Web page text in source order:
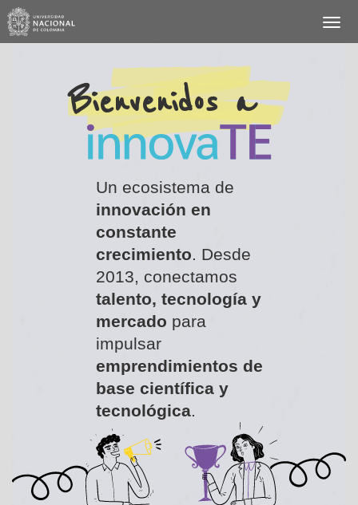
Bienvenidos a
Un ecosistema de
innovación en
constante
crecimiento. Desde
2013, conectamos
talento, tecnología y
mercado para
impulsar
emprendimientos de
base científica y
tecnológica.